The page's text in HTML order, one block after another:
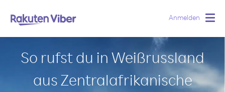
Anmelden
So rufst du in Weißrussland
aus Zentralafrikanische